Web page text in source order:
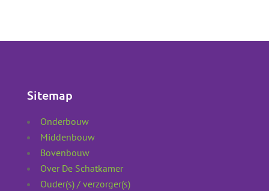
Sitemap
Onderbouw
Middenbouw
Bovenbouw
Over De Schatkamer
Ouder(s) / verzorger(s)